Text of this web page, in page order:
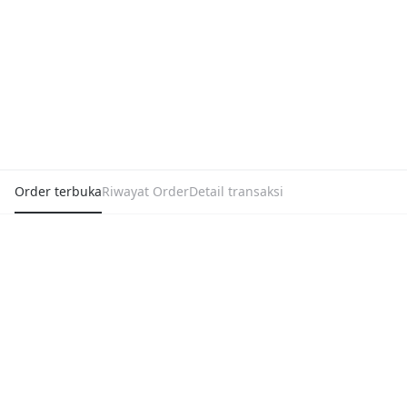
Order terbukaRiwayat OrderDetail transaksi